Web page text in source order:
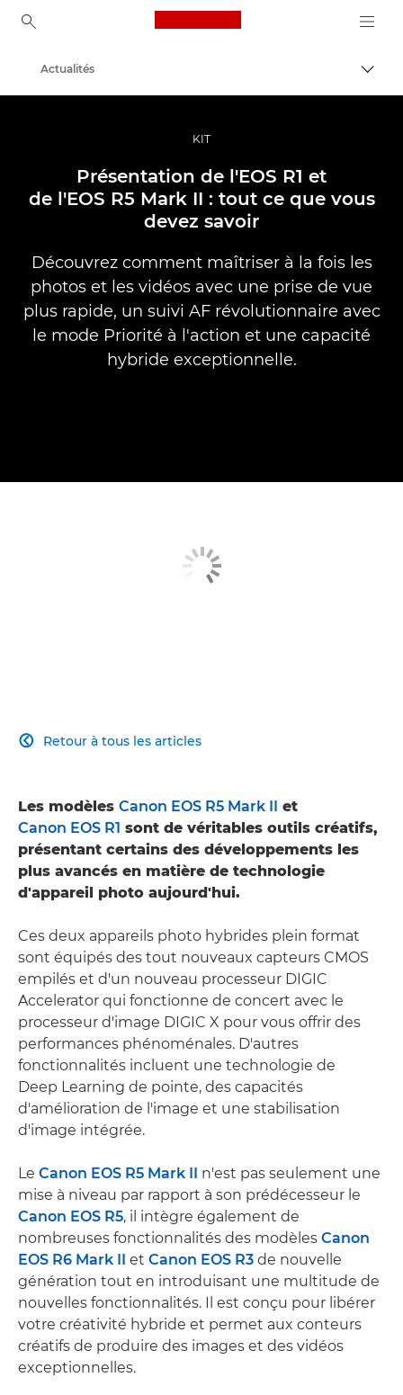
Canon Logo, back to
Vidéo et photographie professionnelles
Actualités
KIT
Présentation de l'EOS R1 et
de l'EOS R5 Mark II : tout ce que vous
devez savoir
Découvrez comment maîtriser à la fois les
photos et les vidéos avec une prise de vue
plus rapide, un suivi AF révolutionnaire avec
le mode Priorité à l'action et une capacité
hybride exceptionnelle.
Retour à tous les articles

Les modèles Canon EOS R5 Mark II et
Canon EOS R1 sont de véritables outils créatifs,
présentant certains des développements les
plus avancés en matière de technologie
d'appareil photo aujourd'hui.
Ces deux appareils photo hybrides plein format
sont équipés des tout nouveaux capteurs CMOS
empilés et d'un nouveau processeur DIGIC
Accelerator qui fonctionne de concert avec le
processeur d'image DIGIC X pour vous offrir des
performances phénoménales. D'autres
fonctionnalités incluent une technologie de
Deep Learning de pointe, des capacités
d'amélioration de l'image et une stabilisation
d'image intégrée.
Le Canon EOS R5 Mark II n'est pas seulement une
mise à niveau par rapport à son prédécesseur le
Canon EOS R5, il intègre également de
nombreuses fonctionnalités des modèles Canon
EOS R6 Mark II et Canon EOS R3 de nouvelle
génération tout en introduisant une multitude de
nouvelles fonctionnalités. Il est conçu pour libérer
votre créativité hybride et permet aux conteurs
créatifs de produire des images et des vidéos
exceptionnelles.